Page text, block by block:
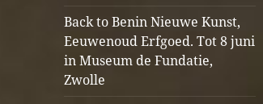
Back to Benin Nieuwe Kunst,
Eeuwenoud Erfgoed. Tot 8 juni
in Museum de Fundatie,
Zwolle